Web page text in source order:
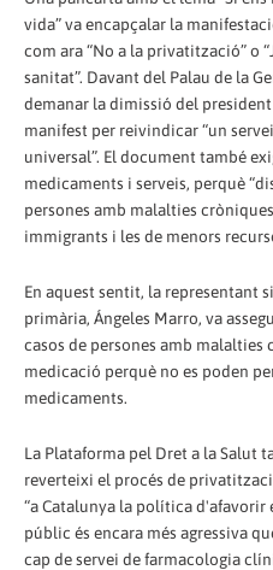
vida” va encapçalar la
com ara “No a la privatització” o
sanitat”. Davant del Palau de la
demanar la dimissió del
manifest per reivindicar “un
universal”. El document també
medicaments i serveis, perquè
persones amb malalties
immigrants i les de menors
En aquest sentit, la representant
primària, Ángeles Marro, va
casos de persones amb malalties
medicació perquè no es poden
medicaments.
La Plataforma pel Dret a la Salut
reverteixi el procés de
“a Catalunya la política
públic és encara més agressiva
cap de servei de farmacologia